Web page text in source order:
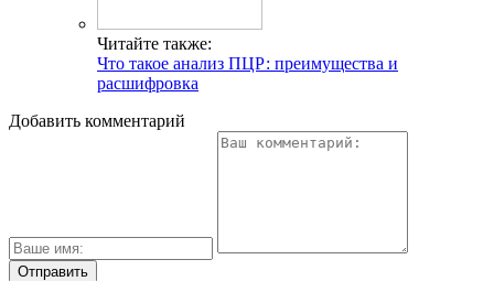
Читайте также:
Что такое анализ ПЦР: преимущества и
расшифровка
Добавить комментарий